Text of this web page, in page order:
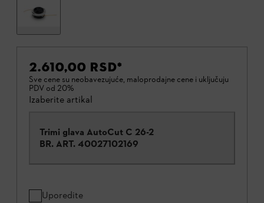
2.610,00 RSD*
Sve cene su neobavezujuće, maloprodajne cene i uključuju
PDV od 20%
Izaberite artikal
Trimi glava AutoCut C 26-2
BR. ART. 40027102169
Uporedite